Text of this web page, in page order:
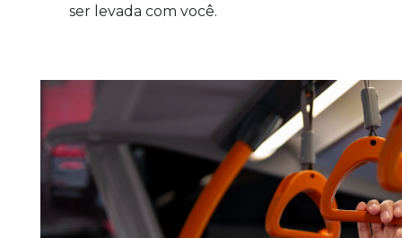
ser levada com você.